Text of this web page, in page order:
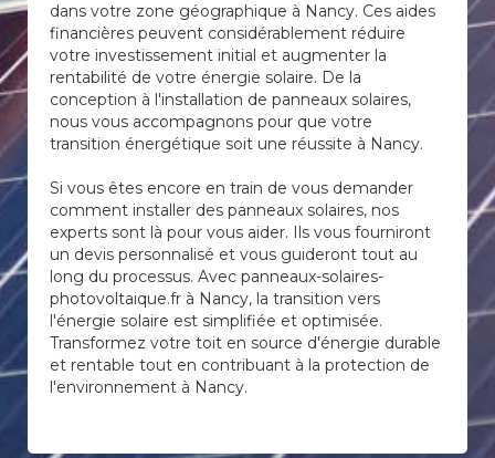
dans votre zone géographique à Nancy. Ces aides
financières peuvent considérablement réduire
votre investissement initial et augmenter la
rentabilité de votre énergie solaire. De la
conception à l'installation de panneaux solaires,
nous vous accompagnons pour que votre
transition énergétique soit une réussite à Nancy.
Si vous êtes encore en train de vous demander
comment installer des panneaux solaires, nos
experts sont là pour vous aider. Ils vous fourniront
un devis personnalisé et vous guideront tout au
long du processus. Avec panneaux-solaires-
photovoltaique.fr à Nancy, la transition vers
l'énergie solaire est simplifiée et optimisée.
Transformez votre toit en source d'énergie durable
et rentable tout en contribuant à la protection de
l'environnement à Nancy.